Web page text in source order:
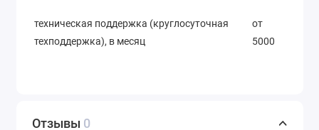
техническая поддержка (круглосуточная
техподдержка), в месяц
от
5000
Отзывы 0